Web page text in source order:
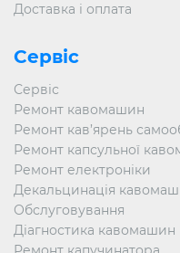
Доставка і оплата
Сервіс
Сервіс
Ремонт кавомашин
Ремонт кав’ярень
Ремонт капсульної
Ремонт електроніки
Декальцинація
Обслуговування
Діагностика кавомашин